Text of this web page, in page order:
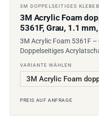
3M DOPPELSEITIGES
3M Acrylic Foam
5361F, Grau, 1.1
3M Acrylic Foam 5361F –
Doppelseitiges
VARIANTE WÄHLEN
PREIS AUF ANFRAGE